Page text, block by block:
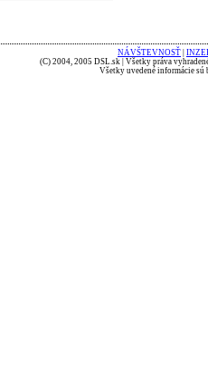
NÁVŠTEVNOSŤ
(C) 2004, 2005 DSL.sk | Všetky práva
Všetky uvedené informácie sú